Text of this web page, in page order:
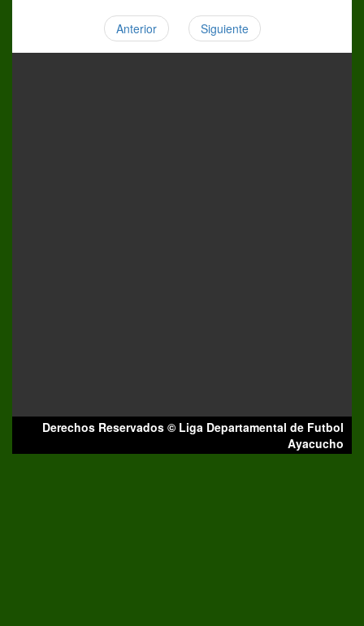
Anterior Siguiente
Derechos Reservados © Liga Departamental de Futbol
Ayacucho